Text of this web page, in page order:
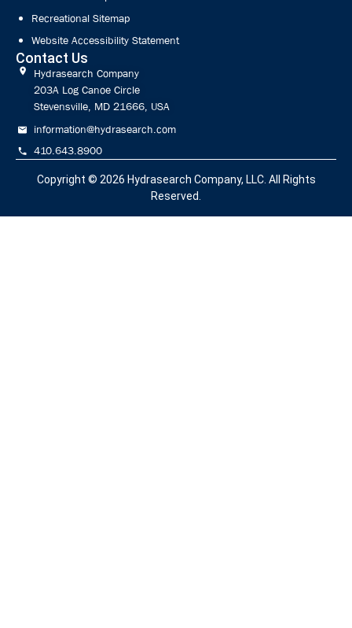
Recreational Sitemap
Website Accessibility Statement
Contact Us
Hydrasearch Company
203A Log Canoe Circle
Stevensville, MD 21666, USA
information@hydrasearch.com
410.643.8900
Copyright © 2026 Hydrasearch Company, LLC. All Rights
Reserved.